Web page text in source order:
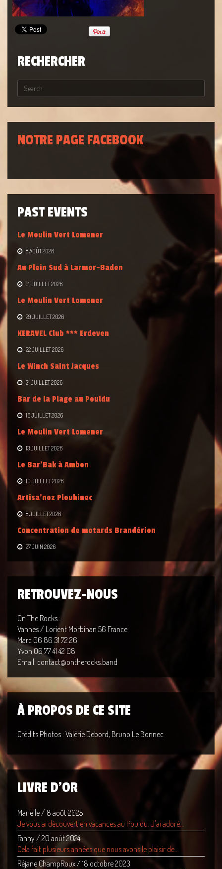
RECHERCHER
NOTRE PAGE FACEBOOK
PAST EVENTS
Le Moulin Vert Lomener
8 AOÛT 2026
Au Plein Sud à Larmor-Baden
31 JUILLET 2026
Le Moulin Vert Lomener
29 JUILLET 2026
KERAVEL Club *** Erdeven
22 JUILLET 2026
Le Winch Saint Jacques
21 JUILLET 2026
Bar de la Plage au Pouldu
16 JUILLET 2026
Le Moulin Vert Lomener
13 JUILLET 2026
Le Bar’Bak à Ambon
10 JUILLET 2026
Artisa’noz Plouhinec
8 JUILLET 2026
Concentration de motards Brandérion
27 JUIN 2026
RETROUVEZ-NOUS
On The Rocks :
Vannes / Lorient Morbihan 56 France
Marc 06 86 31 72 26
Yvon 06 77 41 42 08
Email: contact@ontherocks.band
À PROPOS DE CE SITE
Crédits Photos : Valérie Debord, Bruno Le Bonnec
LIVRE D'OR
Marielle/ 8 août 2025
Je vous ai découvert en vacances au Pouldu. J'ai adoré...
Fanny/ 20 août 2024
Cela fait plusieurs années que nous avons le plaisir de...
Réjane ChampRoux/ 18 octobre 2023